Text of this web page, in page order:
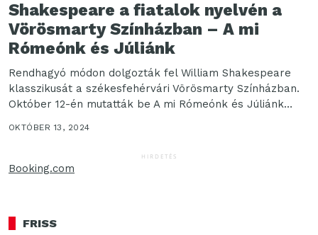
Shakespeare a fiatalok nyelvén a
Vörösmarty Színházban – A mi
Rómeónk és Júliánk
Rendhagyó módon dolgozták fel William Shakespeare
klasszikusát a székesfehérvári Vörösmarty Színházban.
Október 12-én mutatták be A mi Rómeónk és Júliánk
című produkciót, amelyet...
OKTÓBER 13, 2024
HIRDETÉS
Booking.com
FRISS